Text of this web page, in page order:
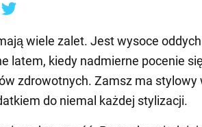
wiele zalet. Jest wysoce
latem, kiedy nadmierne pocenie
zdrowotnych. Zamsz ma stylowy
do niemal każdej stylizacji.